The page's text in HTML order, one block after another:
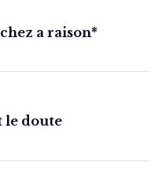
a raison*
le doute